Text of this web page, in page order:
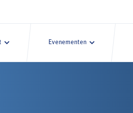
Evenementen